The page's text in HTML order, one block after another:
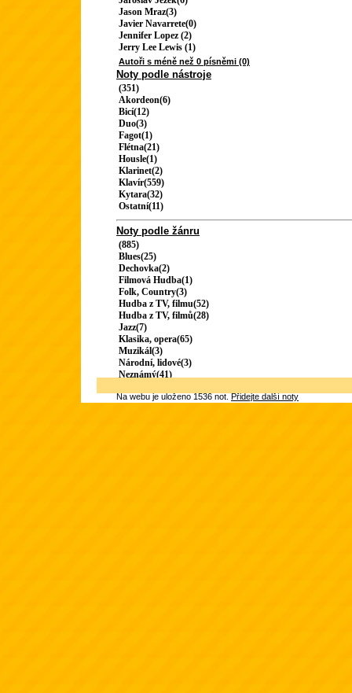
Jason Mraz(3)
Javier Navarrete(0)
Jennifer Lopez (2)
Jerry Lee Lewis (1)
Autoři s méně než 0 písněmi (0)
Noty podle nástroje
(351)
Akordeon(6)
Bicí(12)
Duo(3)
Fagot(1)
Flétna(21)
Housle(1)
Klarinet(2)
Klavír(559)
Kytara(32)
Ostatní(11)
Noty podle žánru
(885)
Blues(25)
Dechovka(2)
Filmová Hudba(1)
Folk, Country(3)
Hudba z TV, filmu(52)
Hudba z TV, filmů(28)
Jazz(7)
Klasika, opera(65)
Muzikál(3)
Národní, lidové(3)
Neznámý(41)
Na webu je uloženo 1536 not.Přidejte další noty